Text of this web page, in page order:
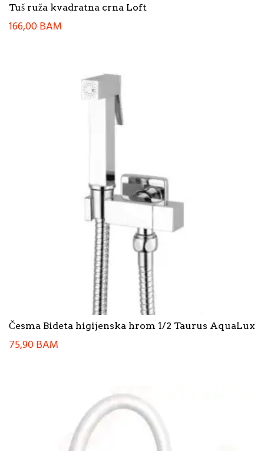
Tuš ruža kvadratna crna Loft
166,00BAM
Česma Bideta higijenska hrom 1/2 Taurus AquaLux
75,90BAM